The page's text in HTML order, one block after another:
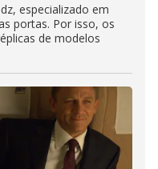
especializado em
portas. Por isso, os
de modelos